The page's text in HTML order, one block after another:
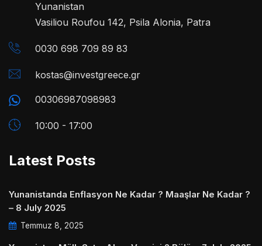
Yunanistan
Vasiliou Roufou 142, Psila Alonia, Patra
0030 698 709 89 83
kostas@investgreece.gr
00306987098983
10:00 - 17:00
Latest Posts
Yunanistanda Enflasyon Ne Kadar ? Maaşlar Ne Kadar ?
– 8 July 2025
Temmuz 8, 2025